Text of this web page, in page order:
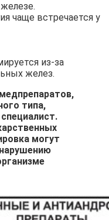
чаще встречается у
из-за
желез.
типа,
могут